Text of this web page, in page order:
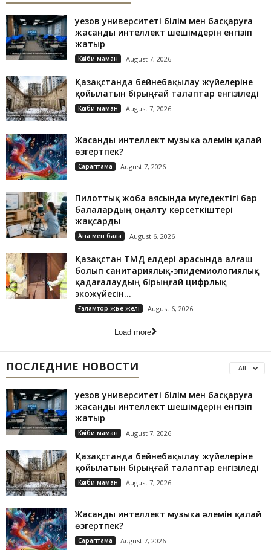
Әуезов университеті білім мен басқаруға
жасанды интеллект шешімдерін енгізіп
жатыр
Кәсіби маман August 7, 2026
Қазақстанда бейнебақылау жүйелеріне
қойылатын бірыңғай талаптар енгізіледі
Кәсіби маман August 7, 2026
Жасанды интеллект музыка әлемін қалай
өзгертпек?
Сараптама August 7, 2026
Пилоттық жоба аясында мүгедектігі бар
балалардың оңалту көрсеткіштері
жақсарды
Ана мен бала August 6, 2026
Қазақстан ТМД елдері арасында алғаш
болып санитариялық-эпидемиологиялық
қадағалаудың бірыңғай цифрлық
экожүйесін...
Ғаламтор және желі August 6, 2026
Load more
ПОСЛЕДНИЕ НОВОСТИ All
Әуезов университеті білім мен басқаруға
жасанды интеллект шешімдерін енгізіп
жатыр
Кәсіби маман August 7, 2026
Қазақстанда бейнебақылау жүйелеріне
қойылатын бірыңғай талаптар енгізіледі
Кәсіби маман August 7, 2026
Жасанды интеллект музыка әлемін қалай
өзгертпек?
Сараптама August 7, 2026